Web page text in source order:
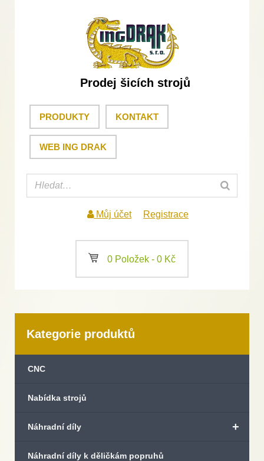
Prodej šicích strojů
PRODUKTY KONTAKT
WEB ING DRAK
Můj účet Registrace
a 0 Položek - 0 Kč
Kategorie produktů
CNC
Nabídka strojů
+
Náhradní díly
Náhradní díly k děličkám popruhů